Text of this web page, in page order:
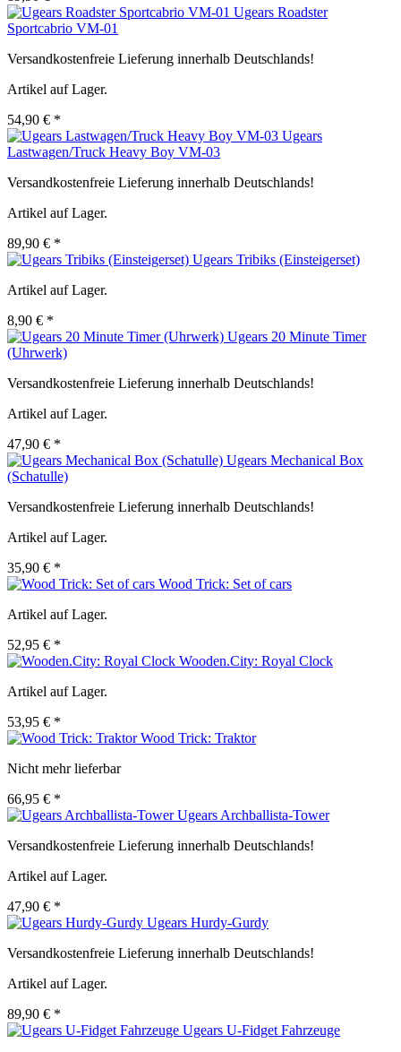
Ugears Roadster
Sportcabrio VM-01
Versandkostenfreie Lieferung innerhalb Deutschlands!
Artikel auf Lager.
54,90 € *
Ugears
Lastwagen/Truck Heavy Boy VM-03
Versandkostenfreie Lieferung innerhalb Deutschlands!
Artikel auf Lager.
89,90 € *
Ugears Tribiks (Einsteigerset)
Artikel auf Lager.
8,90 € *
Ugears 20 Minute Timer
(Uhrwerk)
Versandkostenfreie Lieferung innerhalb Deutschlands!
Artikel auf Lager.
47,90 € *
Ugears Mechanical Box
(Schatulle)
Versandkostenfreie Lieferung innerhalb Deutschlands!
Artikel auf Lager.
35,90 € *
Wood Trick: Set of cars
Artikel auf Lager.
52,95 € *
Wooden.City: Royal Clock
Artikel auf Lager.
53,95 € *
Wood Trick: Traktor
Nicht mehr lieferbar
66,95 € *
Ugears Archballista-Tower
Versandkostenfreie Lieferung innerhalb Deutschlands!
Artikel auf Lager.
47,90 € *
Ugears Hurdy-Gurdy
Versandkostenfreie Lieferung innerhalb Deutschlands!
Artikel auf Lager.
89,90 € *
Ugears U-Fidget Fahrzeuge